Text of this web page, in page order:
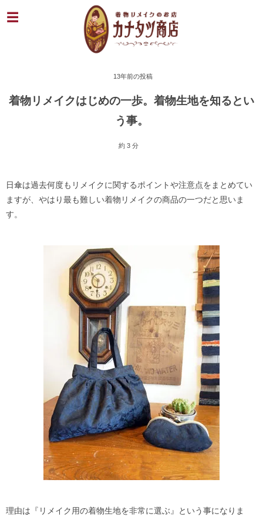
13年前の投稿
着物リメイクはじめの一歩。着物生地を知るとい
う事。
約 3 分
日傘は過去何度もリメイクに関するポイントや注意点をまとめてい
ますが、やはり最も難しい着物リメイクの商品の一つだと思いま
す。
理由は『リメイク用の着物生地を非常に選ぶ』という事になりま